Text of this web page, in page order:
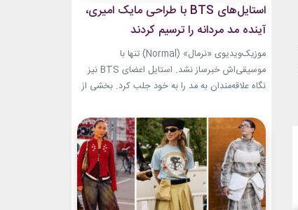
استایل‌های BTS با طراحی مایک امیری،
آینده مد مردانه را ترسیم کردند
موزیک‌ویدیوی «نرمال» (Normal) تنها با
موسیقی‌اش خبرساز نشد. استایل اعضای BTS نیز
نگاه علاقه‌مندان به مد را به خود جلب کرد. بخشی از
به طراح آمریکاییِ ایرانی‌تبار، مایک امیری، انتخاب
شده بود. جسارت در استایل‌های امیری BTS همان
ویژگی مشترکی است که در تمام این اوت‌فیت‌ها
دیده...